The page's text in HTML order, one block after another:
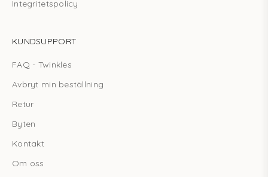
Integritetspolicy
KUNDSUPPORT
FAQ - Twinkles
Avbryt min beställning
Retur
Byten
Kontakt
Om oss